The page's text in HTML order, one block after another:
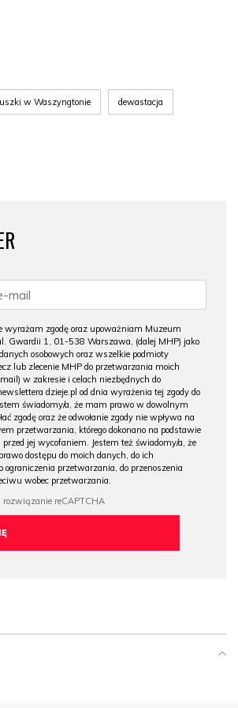
w Waszyngtonie dewastacja
wyrażam zgodę oraz upoważniam Muzeum
Gwardii 1, 01-538 Warszawa, (dalej MHP) jako
osobowych oraz wszelkie podmioty
lub zlecenie MHP do przetwarzania moich
w zakresie i celach niezbędnych do
dzieje.pl od dnia wyrażenia tej zgody do
świadomy/a, że mam prawo w dowolnym
zgodę oraz że odwołanie zgody nie wpływa na
przetwarzania, którego dokonano na podstawie
przed jej wycofaniem. Jestem też świadomy/a, że
dostępu do moich danych, do ich
ograniczenia przetwarzania, do przenoszenia
wobec przetwarzania.